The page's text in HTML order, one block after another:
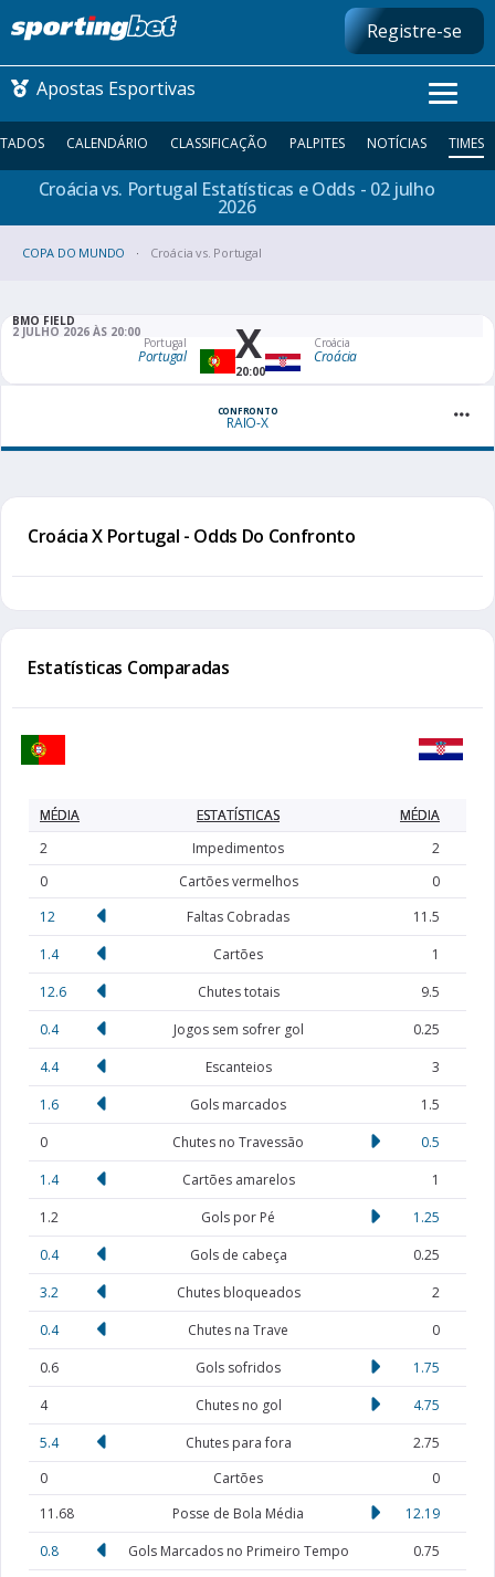
Registre-se
Apostas Esportivas
CONMEBOL LIBERTADORES
FUTEBOL NACIONAL
COMO APOSTAR
MAIS ESPORTES
CALENDÁRIO CLASSIFICAÇÃO PALPITES NOTÍCIAS TIMES
Croácia vs. Portugal Estatísticas e Odds - 02 julho
2026
COPA DO MUNDO Croácia vs. Portugal
BMO FIELD
2 JULHO 2026 ÀS 20:00
Portugal
Portugal
Croácia
Croácia
X
20:00
CONFRONTO
RAIO-X
Croácia X Portugal - Odds Do Confronto
Estatísticas Comparadas
MÉDIA ESTATÍSTICAS
MÉDIA
2
Impedimentos
2
0
Cartões vermelhos
0
12
Faltas Cobradas
11.5
1.4
Cartões
1
12.6
Chutes totais
9.5
0.4
Jogos sem sofrer gol
0.25
4.4
Escanteios
3
1.6
Gols marcados
1.5
0
Chutes no Travessão
0.5
1.4
Cartões amarelos
1
1.2
Gols por Pé
1.25
0.4
Gols de cabeça
0.25
3.2
Chutes bloqueados
2
0.4
Chutes na Trave
0
0.6
Gols sofridos
1.75
4
Chutes no gol
4.75
5.4
Chutes para fora
2.75
0
Cartões
0
11.68
Posse de Bola Média
12.19
0.8
Gols Marcados no Primeiro Tempo
0.75